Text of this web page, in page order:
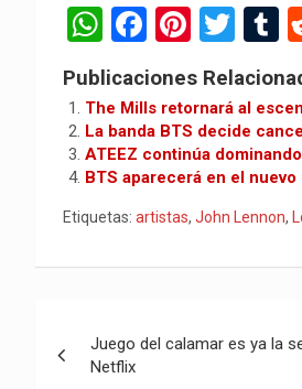
W
h
at
s
A
p
p
F
a
ce
b
o
o
k
Pi
nt
er
es
t
T
wi
tt
er
T
bl
r
Publicaciones
The Mills retornará al
La banda BTS decide
ATEEZ continúa
BTS aparecerá en el
Etiquetas: artistas, John Lennon,
de
Juego del calamar es ya la
Netflix